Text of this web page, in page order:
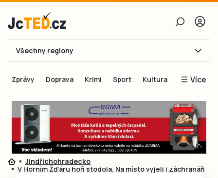
E-mail
Obnovit heslo
Přihlásit se
Přihlásit se přes Facebook
Všechny regiony
Zprávy Doprava Krimi Sport Kultura Více
Blogy
Inspirace
Čtenáři píší
Speciální přílohy
Jindřichohradecko
V Horním Žďáru hoří stodola. Na místo vyjeli i záchranáři